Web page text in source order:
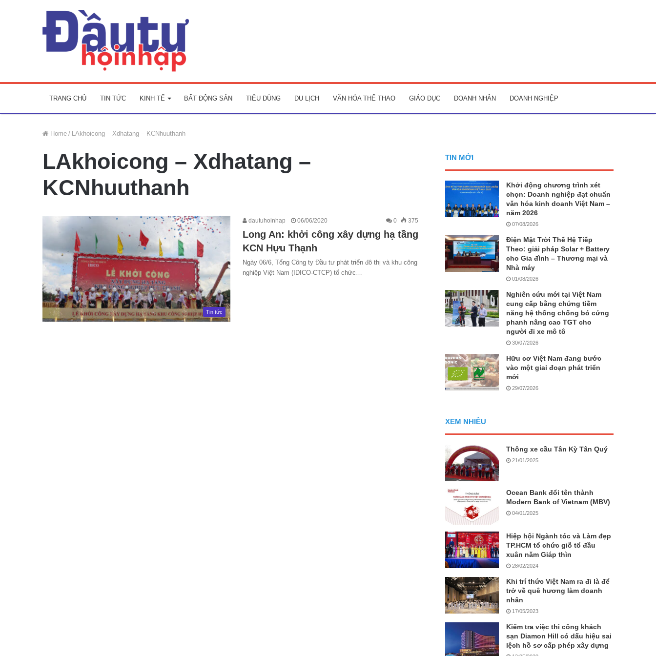
TRANG CHỦ TIN TỨC KINH TẾ BẤT ĐỘNG SẢN TIÊU DÙNG DU LỊCH VĂN HÓA THỂ THAO GIÁO DỤC DOANH NHÂN DOANH NGHIỆP
Home / LAkhoicong – Xdhatang – KCNhuuthanh
LAkhoicong – Xdhatang –
KCNhuuthanh
Tin tức
dautuhoinhap 06/06/2020 0 375
Long An: khởi công xây dựng hạ tầng
KCN Hựu Thạnh
Ngày 06/6, Tổng Công ty Đầu tư phát triển đô thị và khu công
nghiệp Việt Nam (IDICO-CTCP) tổ chức…
TIN MỚI
Khởi động chương trình xét
chọn: Doanh nghiệp đạt chuẩn
văn hóa kinh doanh Việt Nam –
năm 2026
07/08/2026
Điện Mặt Trời Thế Hệ Tiếp
Theo: giải pháp Solar + Battery
cho Gia đình – Thương mại và
Nhà máy
01/08/2026
Nghiên cứu mới tại Việt Nam
cung cấp bằng chứng tiềm
năng hệ thống chống bó cứng
phanh nâng cao TGT cho
người đi xe mô tô
30/07/2026
Hữu cơ Việt Nam đang bước
vào một giai đoạn phát triển
mới
29/07/2026
XEM NHIỀU
Thông xe cầu Tân Kỳ Tân Quý
21/01/2025
Ocean Bank đổi tên thành
Modern Bank of Vietnam (MBV)
04/01/2025
Hiệp hội Ngành tóc và Làm đẹp
TP.HCM tổ chức giỗ tổ đầu
xuân năm Giáp thìn
28/02/2024
Khi trí thức Việt Nam ra đi là để
trở về quê hương làm doanh
nhân
17/05/2023
Kiểm tra việc thi công khách
sạn Diamon Hill có dấu hiệu sai
lệch hồ sơ cấp phép xây dựng